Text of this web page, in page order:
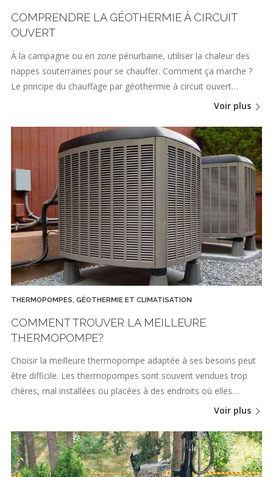
COMPRENDRE LA GÉOTHERMIE À CIRCUIT
OUVERT
À la campagne ou en zone périurbaine, utiliser la chaleur des
nappes souterraines pour se chauffer. Comment ça marche ?
Le principe du chauffage par géothermie à circuit ouvert…
Voir plus
THERMOPOMPES, GÉOTHERMIE ET CLIMATISATION
COMMENT TROUVER LA MEILLEURE
THERMOPOMPE?
Choisir la meilleure thermopompe adaptée à ses besoins peut
être difficile. Les thermopompes sont souvent vendues trop
chères, mal installées ou placées à des endroits où elles…
Voir plus